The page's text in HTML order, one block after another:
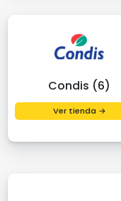
Condis (6)
Ver tienda →